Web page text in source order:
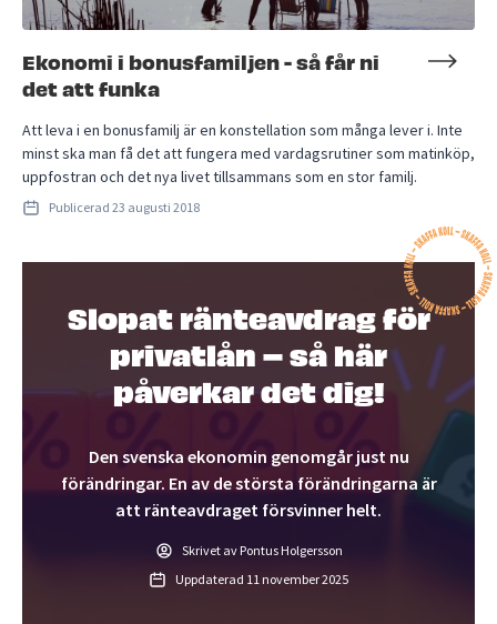
Ekonomi i bonusfamiljen - så får ni
det att funka
Att leva i en bonusfamilj är en konstellation som många lever i. Inte
minst ska man få det att fungera med vardagsrutiner som matinköp,
uppfostran och det nya livet tillsammans som en stor familj.
Publicerad 23 augusti 2018
Slopat ränteavdrag för
privatlån – så här
påverkar det dig!
Den svenska ekonomin genomgår just nu
förändringar. En av de största förändringarna är
att ränteavdraget försvinner helt.
Skrivet av Pontus Holgersson
Uppdaterad 11 november 2025